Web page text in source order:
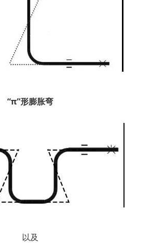
“π”形膨胀弯
以及